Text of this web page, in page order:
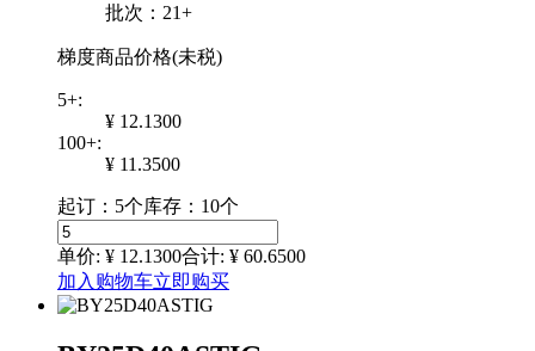
批次：21+
梯度商品价格(未税)
5+:
¥ 12.1300
100+:
¥ 11.3500
起订：5个库存：10个
单价: ¥ 12.1300合计: ¥ 60.6500
加入购物车立即购买